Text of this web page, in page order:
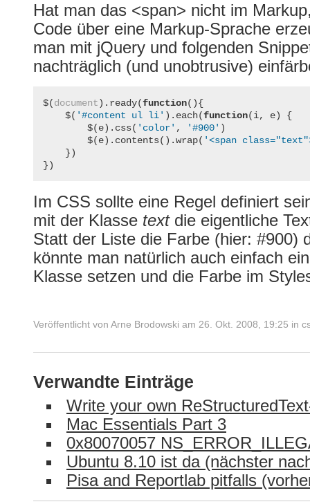
Hat man das <span> nicht im
Code über eine Markup-Sprache
man mit jQuery und folgenden
nachträglich (und unobtrusive)
$(document). ready(function(){
$( '#content ul li' ). each(function(i, e)
{
$(e). css( 'color' , '#900' )
$(e). contents().wrap( '<span
})
})
Im CSS sollte eine Regel definiert
mit der Klasse textdie eigentliche
Statt der Liste die Farbe (hier: #900)
könnte man natürlich auch einfach
Klasse setzen und die Farbe im
Veröffentlicht von Arne Brodowski am 26. Okt. 2008, 19:25 in
Verwandte Einträge
Write your own
Mac Essentials Part 3
0x80070057
Ubuntu 8.10 ist da (nächster
Pisa and Reportlab pitfalls